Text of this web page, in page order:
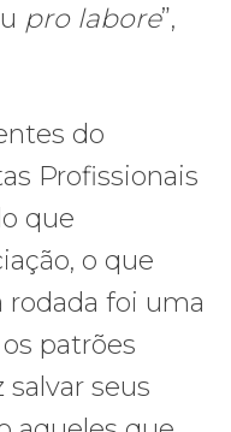
pro labore”,
do
Profissionais
que
o que
foi uma
patrões
seus